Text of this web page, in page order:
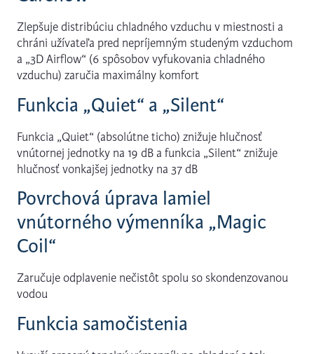
Zlepšuje distribúciu chladného vzduchu v miestnosti a
chráni užívateľa pred nepríjemným studeným vzduchom
a „3D Airflow“ (6 spôsobov vyfukovania chladného
vzduchu) zaručia maximálny komfort
Funkcia „Quiet“ a „Silent“
Funkcia „Quiet“ (absolútne ticho) znižuje hlučnosť
vnútornej jednotky na 19 dB a funkcia „Silent“ znižuje
hlučnosť vonkajšej jednotky na 37 dB
Povrchová úprava lamiel
vnútorného výmenníka „Magic
Coil“
Zaručuje odplavenie nečistôt spolu so skondenzovanou
vodou
Funkcia samočistenia